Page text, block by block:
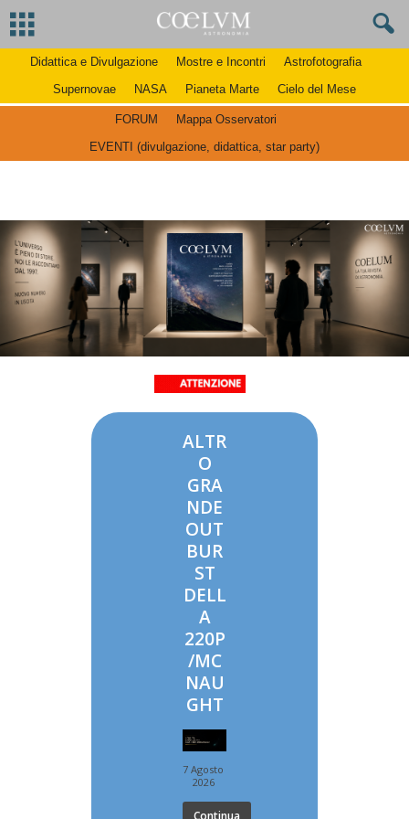
Didattica e Divulgazione Mostre e Incontri
Astrofotografia
Supernovae
NASA Pianeta Marte Cielo del Mese
FORUM
Mappa Osservatori
EVENTI (divulgazione, didattica, star party)
ALTR
O
GRA
NDE
OUT
BUR
ST
DELL
A
220P
/MC
NAU
GHT
7 Agosto
2026
Continua